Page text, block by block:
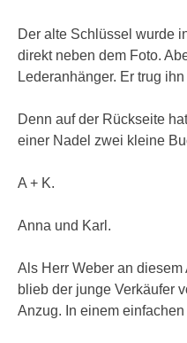
Der alte Schlüssel wurde
direkt neben dem Foto.
Lederanhänger. Er trug
Denn auf der Rückseite
einer Nadel zwei kleine
A + K.
Anna und Karl.
Als Herr Weber an
blieb der junge Verkäufer
Anzug. In einem